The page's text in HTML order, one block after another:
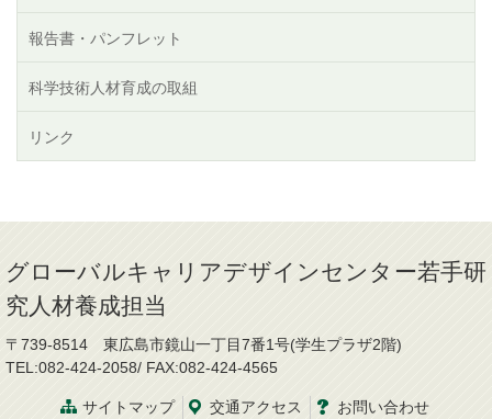
報告書・パンフレット
科学技術人材育成の取組
リンク
グローバルキャリアデザインセンター若手研
究人材養成担当
〒739-8514 東広島市鏡山一丁目7番1号(学生プラザ2階)
TEL:082-424-2058/ FAX:082-424-4565
サイトマップ 交通アクセス お問い合わせ